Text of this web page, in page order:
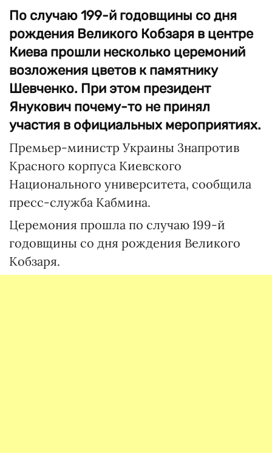
По случаю 199-й годовщины со дня
рождения Великого Кобзаря в центре
Киева прошли несколько церемоний
возложения цветов к памятнику
Шевченко. При этом президент
Янукович почему-то не принял
участия в официальных мероприятиях.
Премьер-министр Украины 3напротив
Красного корпуса Киевского
Национального университета, сообщила
пресс-служба Кабмина.
Церемония прошла по случаю 199-й
годовщины со дня рождения Великого
Кобзаря.